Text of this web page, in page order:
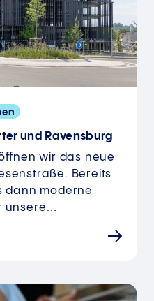
und Ravensburg
wir das neue
Bereits
dann moderne
unsere…